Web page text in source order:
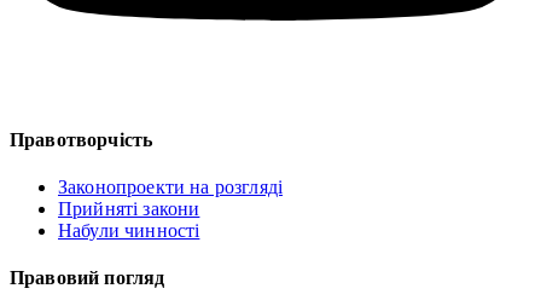
Правотворчість
Законопроекти на розгляді
Прийняті закони
Набули чинності
Правовий погляд